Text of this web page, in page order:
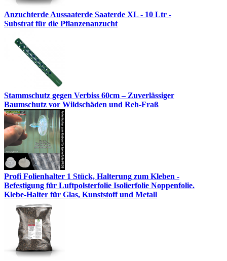
Anzuchterde Aussaaterde Saaterde XL - 10 Ltr -
Substrat für die Pflanzenanzucht
Stammschutz gegen Verbiss 60cm – Zuverlässiger
Baumschutz vor Wildschäden und Reh-Fraß
Profi Folienhalter 1 Stück, Halterung zum Kleben -
Befestigung für Luftpolsterfolie Isolierfolie Noppenfolie.
Klebe-Halter für Glas, Kunststoff und Metall